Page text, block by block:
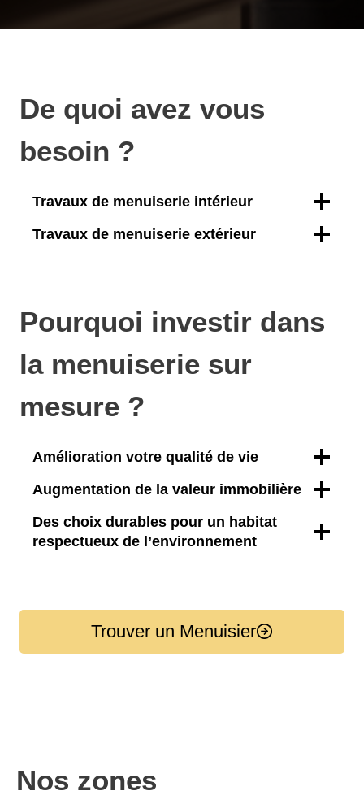
De quoi avez vous
besoin ?
Travaux de menuiserie intérieur
Travaux de menuiserie extérieur
Pourquoi investir dans
la menuiserie sur
mesure ?
Amélioration votre qualité de vie
Augmentation de la valeur immobilière
Des choix durables pour un habitat
respectueux de l’environnement
Trouver un Menuisier
Nos zones